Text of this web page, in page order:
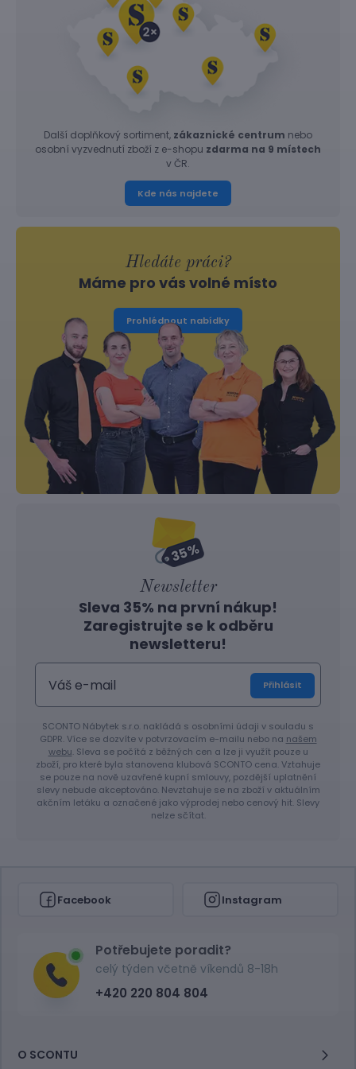
Další doplňkový sortiment, zákaznické centrum nebo
osobní vyzvednutí zboží z e-shopu zdarma na 9 místech
v ČR.
Kde nás najdete
Hledáte práci?
Máme pro vás volné místo
Prohlédnout nabídky
Newsletter
Sleva 35% na první nákup!
Zaregistrujte se k odběru
newsletteru!
Přihlásit
SCONTO Nábytek s.r.o. nakládá s osobními údaji v souladu s
GDPR. Více se dozvíte v potvrzovacím e-mailu nebo na našem
webu. Sleva se počítá z běžných cen a lze ji využít pouze u
zboží, pro které byla stanovena klubová SCONTO cena. Vztahuje
se pouze na nově uzavřené kupní smlouvy, pozdější uplatnění
slevy nebude akceptováno. Nevztahuje se na zboží v aktuálním
akčním letáku a označené jako výprodej nebo cenový hit. Slevy
nelze sčítat.
Facebook Instagram
Potřebujete poradit?
celý týden včetně víkendů 8-18h
+420 220 804 804
O SCONTU